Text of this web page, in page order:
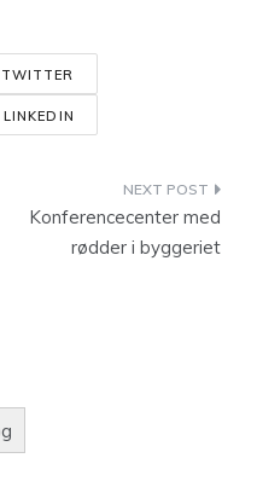
TWITTER
LINKEDIN
Konferencecenter med
rødder i byggeriet